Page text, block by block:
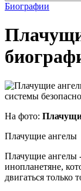
Биографии
На фото:
Плачущие ангелы
Плачущие ангелы
инопланетяне,
двигаться только